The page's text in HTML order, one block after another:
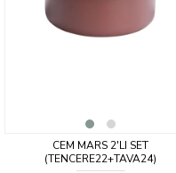
CEM MARS 2'LI SET
(TENCERE22+TAVA24)